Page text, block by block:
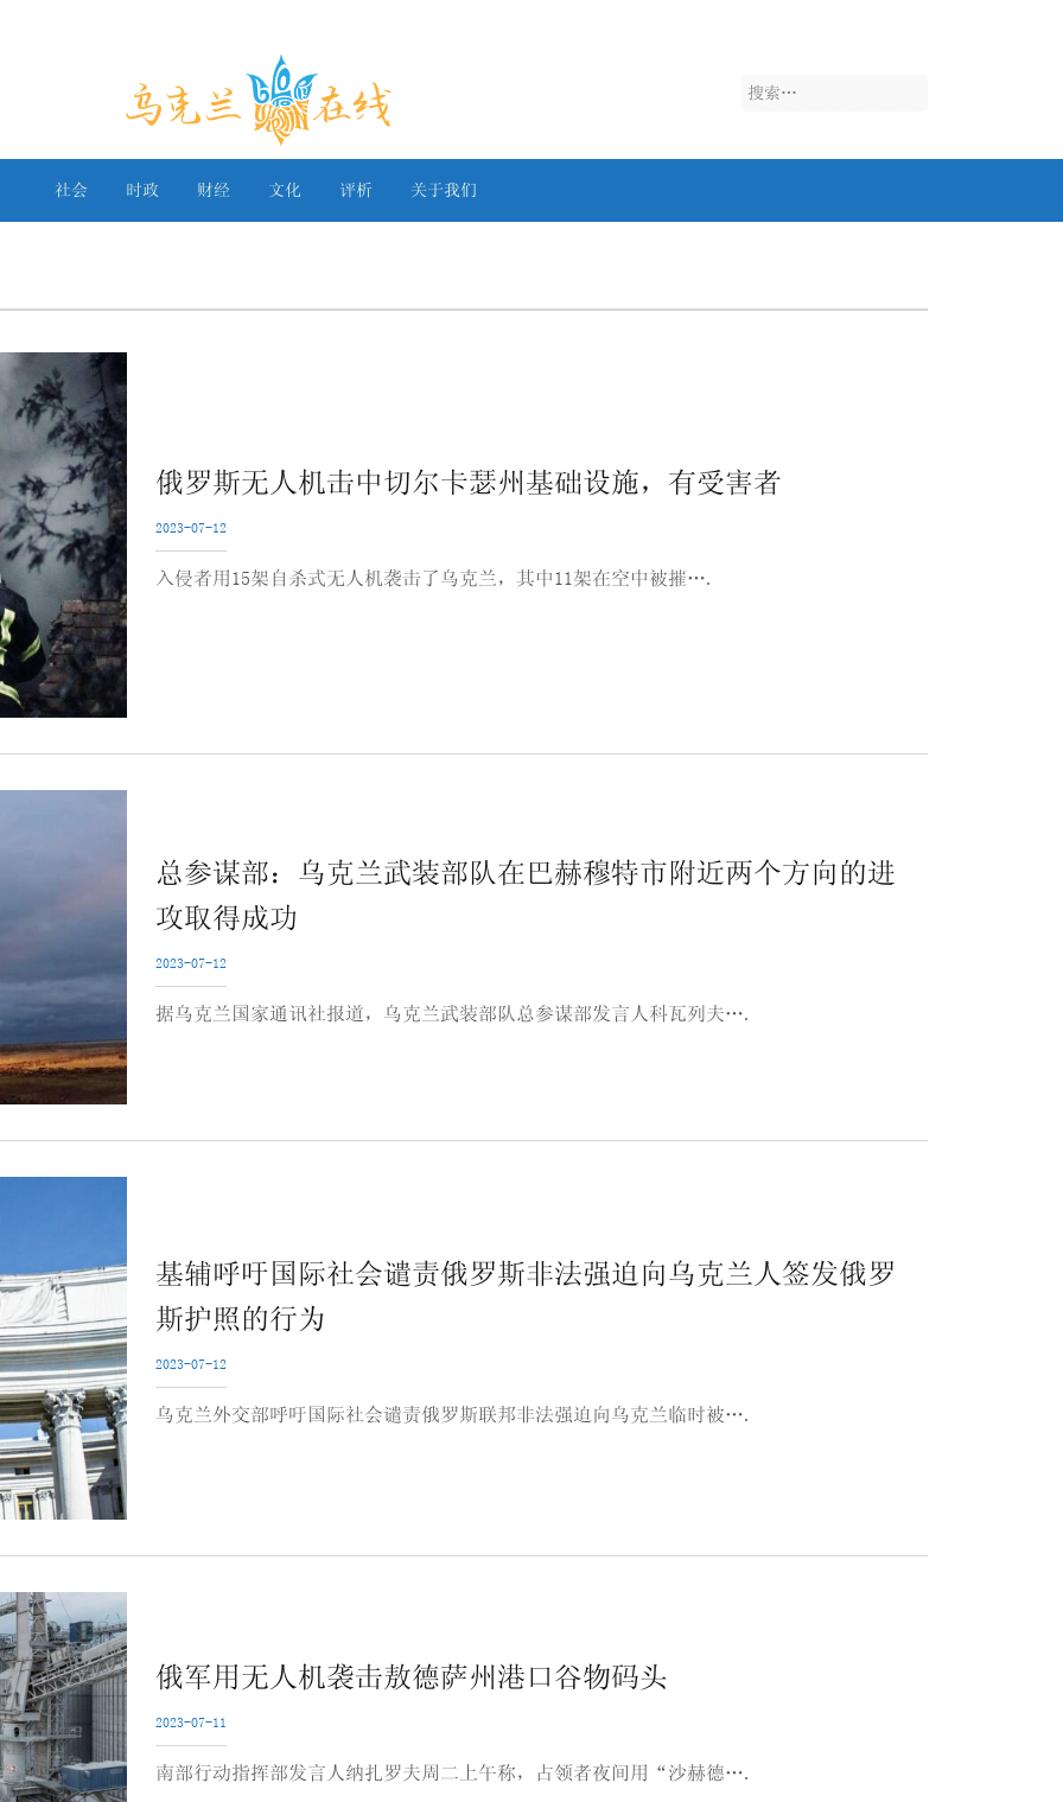
乌克兰在线
搜
社会 时政 财经 文化 评析 关于我们
俄罗斯无人机击中切尔卡瑟州基础设施，有受害者
2023-07-12
入侵者用15架自杀式无人机袭击了乌克兰，其中11架在空中被摧….
总参谋部：乌克兰武装部队在巴赫穆特市附近两个方向的进
攻取得成功
2023-07-12
据乌克兰国家通讯社报道，乌克兰武装部队总参谋部发言人科瓦列夫….
基辅呼吁国际社会谴责俄罗斯非法强迫向乌克兰人签发俄罗
斯护照的行为
2023-07-12
乌克兰外交部呼吁国际社会谴责俄罗斯联邦非法强迫向乌克兰临时被….
俄军用无人机袭击敖德萨州港口谷物码头
2023-07-11
南部行动指挥部发言人纳扎罗夫周二上午称，占领者夜间用“沙赫德….